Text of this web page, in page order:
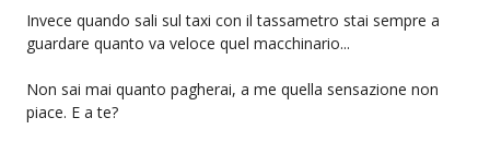
Invece quando sali sul taxi con il tassametro stai sempre a
guardare quanto va veloce quel macchinario...
Non sai mai quanto pagherai, a me quella sensazione non
piace. E a te?